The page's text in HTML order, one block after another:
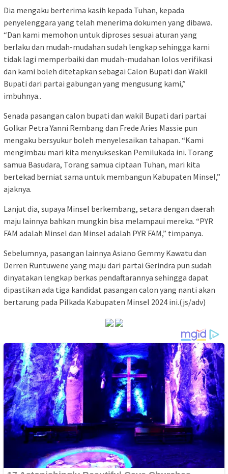
Dia mengaku berterima kasih kepada Tuhan, kepada
penyelenggara yang telah menerima dokumen yang dibawa.
“Dan kami memohon untuk diproses sesuai aturan yang
berlaku dan mudah-mudahan sudah lengkap sehingga kami
tidak lagi memperbaiki dan mudah-mudahan lolos verifikasi
dan kami boleh ditetapkan sebagai Calon Bupati dan Wakil
Bupati dari partai gabungan yang mengusung kami,”
imbuhnya..
Senada pasangan calon bupati dan wakil Bupati dari partai
Golkar Petra Yanni Rembang dan Frede Aries Massie pun
mengaku bersyukur boleh menyelesaikan tahapan. “Kami
mengimbau mari kita menyukseskan Pemilukada ini. Torang
samua Basudara, Torang samua ciptaan Tuhan, mari kita
bertekad berniat sama untuk membangun Kabupaten Minsel,”
ajaknya.
Lanjut dia, supaya Minsel berkembang, setara dengan daerah
maju lainnya bahkan mungkin bisa melampaui mereka. “PYR
FAM adalah Minsel dan Minsel adalah PYR FAM,” timpanya.
Sebelumnya, pasangan lainnya Asiano Gemmy Kawatu dan
Derren Runtuwene yang maju dari partai Gerindra pun sudah
dinyatakan lengkap berkas pendaftarannya sehingga dapat
dipastikan ada tiga kandidat pasangan calon yang nanti akan
bertarung pada Pilkada Kabupaten Minsel 2024 ini.(js/adv)